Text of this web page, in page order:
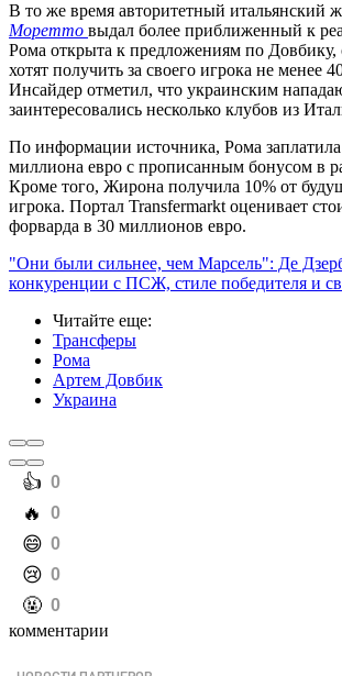
В то же время авторитетный итальянский
Моретто выдал более приближенный к
Рома открыта к предложениям по Довбику,
хотят получить за своего игрока не менее
Инсайдер отметил, что украинским
заинтересовались несколько клубов из
По информации источника, Рома
миллиона евро с прописанным бонусом в
Кроме того, Жирона получила 10% от
игрока. Портал Transfermarkt оценивает
форварда в 30 миллионов евро.
"Они были сильнее, чем Марсель": Де
конкуренции с ПСЖ, стиле победителя и
Читайте еще:
Трансферы
Рома
Артем Довбик
Украина
️👍 0
️🔥 0
️😄 0
️😢 0
️🤬 0
комментарии